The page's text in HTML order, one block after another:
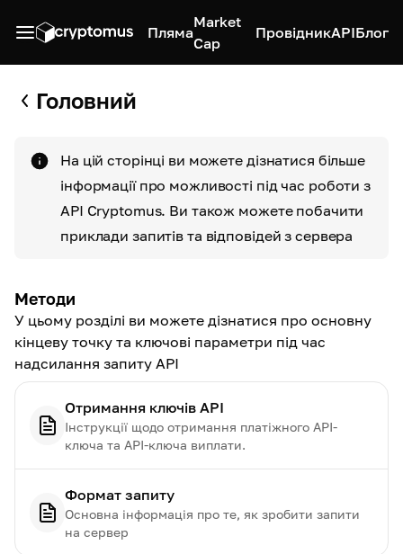
Пляма
Market
Cap
ПровідникAPIБлог
Головний
На цій сторінці ви можете дізнатися більше
інформації про можливості під час роботи з
API Cryptomus. Ви також можете побачити
приклади запитів та відповідей з сервера
Методи
У цьому розділі ви можете дізнатися про основну
кінцеву точку та ключові параметри під час
надсилання запиту API
Отримання ключів API
Інструкції щодо отримання платіжного API-
ключа та API-ключа виплати.
Формат запиту
Основна інформація про те, як зробити запити
на сервер